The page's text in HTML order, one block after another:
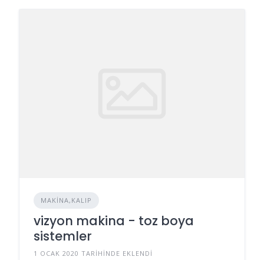
MAKINA,KALIP
vizyon makina - toz boya
sistemler
1 OCAK 2020 TARIHINDE EKLENDI